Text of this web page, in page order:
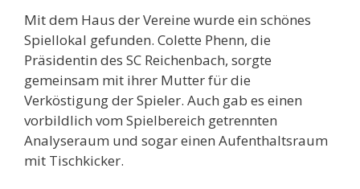
Mit dem Haus der Vereine wurde ein schönes
Spiellokal gefunden. Colette Phenn, die
Präsidentin des SC Reichenbach, sorgte
gemeinsam mit ihrer Mutter für die
Verköstigung der Spieler. Auch gab es einen
vorbildlich vom Spielbereich getrennten
Analyseraum und sogar einen Aufenthaltsraum
mit Tischkicker.